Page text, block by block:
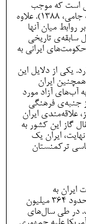
است که موجب
توجه خاص ایران به این کشور شده است (دامن پاک جامی، 1388). علاوه
روابط میان آنها
سابقه‌ی تاریخی
ایرانی به
یکی از دلایل این
ایران
آب‌های آزاد مورد
جنبه‌ی فرهنگی
علاقه‌مندی ایران
گاز این کشور به
ایران یک
ترکمنستان
ایران به
ترکمنستان در سال ۱۳۹8(قبل از فراگیری کرونا)، حدود ۳۶۴ میلیون
دلار بوده است. در طی سال‌های